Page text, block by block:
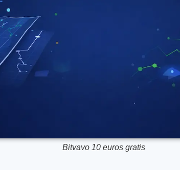
Bitvavo 10 euros gratis